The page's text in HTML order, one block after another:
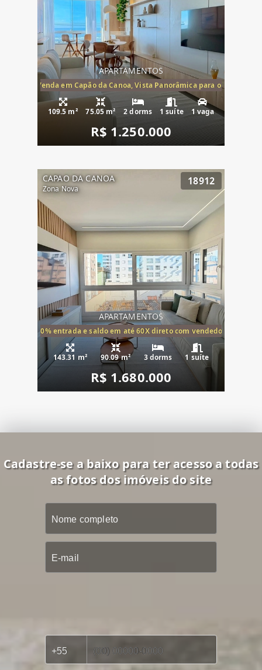
APARTAMENTOS
Mar à Venda em Capão da Canoa, Vista Panorâmica para o Mar, 2
109.5 m² 75.05 m² 2 dorms 1 suíte 1 vaga
R$ 1.250.000
CAPAO DA CANOA
Zona Nova
18912
APARTAMENTOS
20% entrada e saldo em até 60X direto com vendedor
143.31 m² 90.09 m² 3 dorms 1 suíte
R$ 1.680.000
Cadastre-se a baixo para ter acesso a todas
as fotos dos imóveis do site